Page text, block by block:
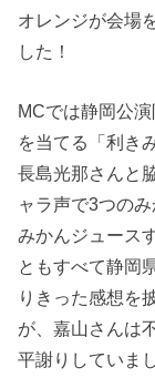
オレンジが会場
した！
MCでは静岡公
を当てる「利き
長島光那さんと
ャラ声で3つの
みかんジュース
ともすべて静岡
りきった感想を
が、嘉山さんは
平謝りしていま